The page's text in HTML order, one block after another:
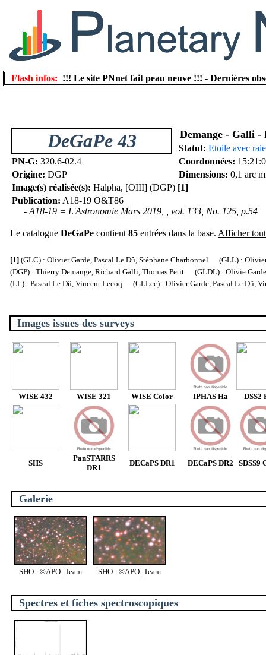
Flash infos: !!! Le site PNnet fait peau neuve !!! - Dernières
DeGaPe 43 Demange - Galli -
Statut: Etoile avec
PN-G: 320.6-02.4 Coordonnées:
Origine: DGP Dimensions: 0,1 arc
Image(s) réalisée(s): Halpha, [OIII] (DGP) [1]
Publication: A18-19 O&T86
- A18-19 = L'Astronomie Mars 2019, , vol. 133, No. 125, p.54
Le catalogue DeGaPe contient 85 entrées dans la base. Afficher
[1] (GLC) : Olivier Garde, Pascal Le Dû, Stéphane Charbonnel (GLL) :
(DGP) : Thierry Demange, Richard Galli, Thomas Petit (GLDL) : Olivie
(LL) : Pascal Le Dû, Vincent Lecoq (GLLec) : Olivier Garde, Pascal Le Dû,
Images issues des surveys
WISE 432 WISE 321 WISE Color IPHAS Ha DSS2
SHS
PanSTARRS
DR1
DECaPS DR1 DECaPS DR2 SDSS9
Galerie
SHO - ©APO_Team SHO - ©APO_Team
Spectres et fiches spectroscopiques